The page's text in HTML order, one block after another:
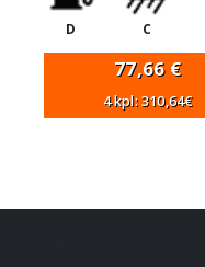
D C
77,66 €
4 kpl: 310,64€